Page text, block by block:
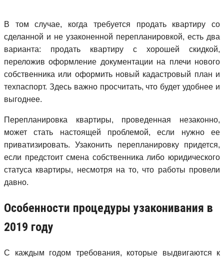
В том случае, когда требуется продать квартиру со
сделанной и не узаконенной перепланировкой, есть два
варианта: продать квартиру с хорошей скидкой,
переложив оформление документации на плечи нового
собственника или оформить новый кадастровый план и
техпаспорт. Здесь важно просчитать, что будет удобнее и
выгоднее.
Перепланировка квартиры, проведенная незаконно,
может стать настоящей проблемой, если нужно ее
приватизировать. Узаконить перепланировку придется,
если предстоит смена собственника либо юридического
статуса квартиры, несмотря на то, что работы провели
давно.
Особенности процедуры узаконивания в
2019 году
С каждым годом требования, которые выдвигаются к